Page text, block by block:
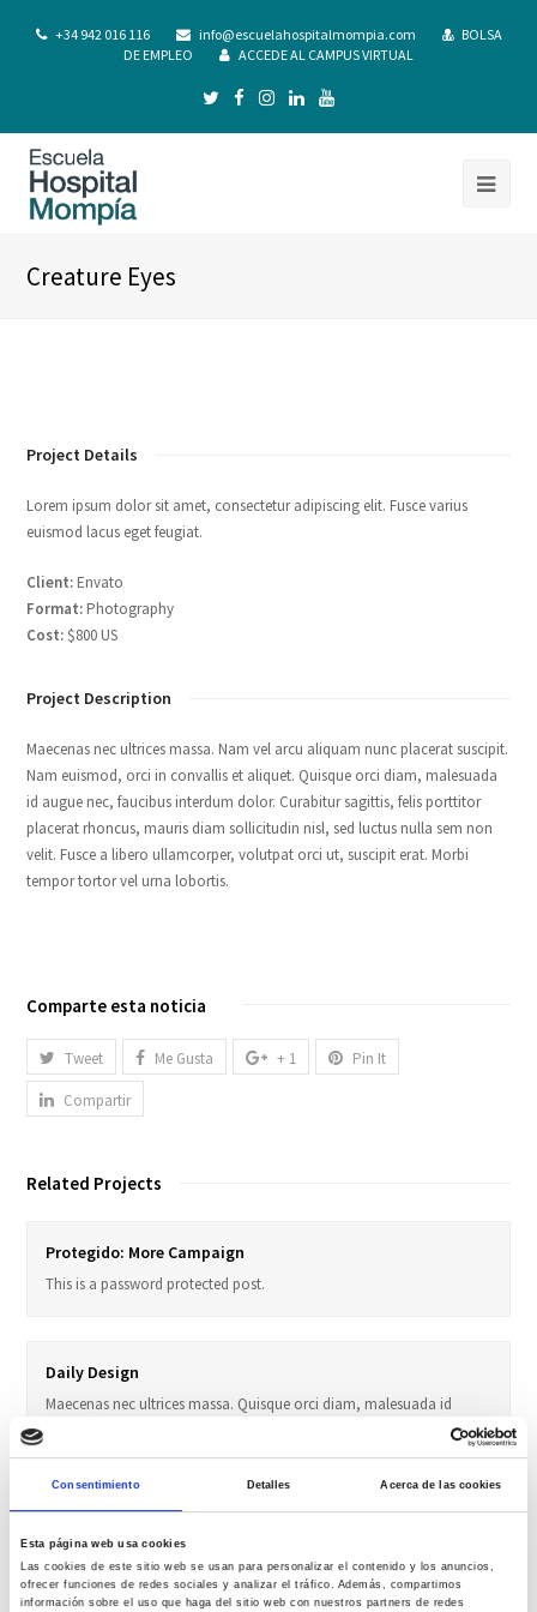
Consentimiento Detalles Acerca de las cookies
Esta página web usa cookies
Las cookies de este sitio web se usan para personalizar el contenido y los anuncios,
ofrecer funciones de redes sociales y analizar el tráfico. Además, compartimos
información sobre el uso que haga del sitio web con nuestros partners de redes
+34 942 016 116 info@escuelahospitalmompia.com
BOLSA
DE EMPLEO
ACCEDE AL CAMPUS VIRTUAL
Creature Eyes
Project Details
Lorem ipsum dolor sit amet, consectetur adipiscing elit. Fusce varius
euismod lacus eget feugiat.
Client: Envato
Format: Photography
Cost:$800 US
Project Description
Maecenas nec ultrices massa. Nam vel arcu aliquam nunc placerat suscipit.
Nam euismod, orci in convallis et aliquet. Quisque orci diam, malesuada
id augue nec, faucibus interdum dolor. Curabitur sagittis, felis porttitor
placerat rhoncus, mauris diam sollicitudin nisl, sed luctus nulla sem non
velit. Fusce a libero ullamcorper, volutpat orci ut, suscipit erat. Morbi
tempor tortor vel urna lobortis.
Comparte esta noticia
Tweet Me Gusta + 1 Pin It
Compartir
Related Projects
Protegido: More Campaign
This is a password protected post.
Daily Design
Maecenas nec ultrices massa. Quisque orci diam, malesuada id
augue nec, faucibus interdum dolor. Curabitur sagittis, felis porttitor
placerat rhoncus, mauris diam sollicitudin nisl, sed luctus nulla sem
non velit. Fusce a libero ullamcorper, volutpat orci ut, suscipit erat.
Morbi tempor tortor vel urna lobortis. Hendrerit faucibus massa
consequat. Vivamus feugiat sapien massa, non luctus purus
scelerisque et. Donec sodales pellentesque diam, et adipiscing erat
imperdiet ac. Integer a lacinia velit. Pellentesque eu adipiscing arcu,